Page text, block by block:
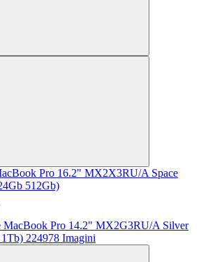
Pro 16.2" MX2X3RU/A Space
512Gb)